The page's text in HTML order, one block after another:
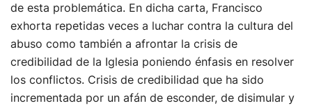
de esta problemática. En dicha carta, Francisco
exhorta repetidas veces a luchar contra la cultura del
abuso como también a afrontar la crisis de
credibilidad de la Iglesia poniendo énfasis en resolver
los conflictos. Crisis de credibilidad que ha sido
incrementada por un afán de esconder, de disimular y